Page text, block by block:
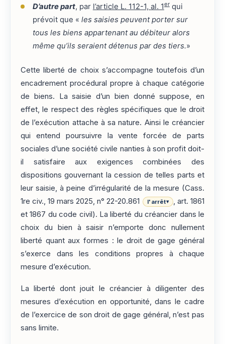
D’autre part, par l’article L. 112-1, al. 1erqui
prévoit que « les saisies peuvent porter sur
tous les biens appartenant au débiteur alors
même qu’ils seraient détenus par des tiers.»
Cette liberté de choix s’accompagne toutefois d’un
encadrement procédural propre à chaque catégorie
de biens. La saisie d’un bien donné suppose, en
effet, le respect des règles spécifiques que le droit
de l’exécution attache à sa nature. Ainsi le créancier
qui entend poursuivre la vente forcée de parts
sociales d’une société civile nanties à son profit doit-
il satisfaire aux exigences combinées des
dispositions gouvernant la cession de telles parts et
leur saisie, à peine d’irrégularité de la mesure (Cass.
1re civ., 19 mars 2025, n° 22-20.861
l'arrêt▾
, art. 1861
et 1867 du code civil). La liberté du créancier dans le
choix du bien à saisir n’emporte donc nullement
liberté quant aux formes : le droit de gage général
s’exerce dans les conditions propres à chaque
mesure d’exécution.
La liberté dont jouit le créancier à diligenter des
mesures d’exécution en opportunité, dans le cadre
de l’exercice de son droit de gage général, n’est pas
sans limite.